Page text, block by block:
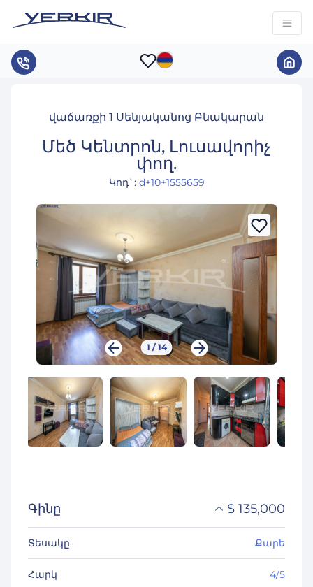
վաճառքի 1 Սենյականոց Բնակարան
Մեծ Կենտրոն, Լուսավորիչ
փող.
Կոդ`: d+10+1555659
1 / 14
Գինը $ 135,000
52,650,000
Տեսակը Քարե
Հարկ 4/5